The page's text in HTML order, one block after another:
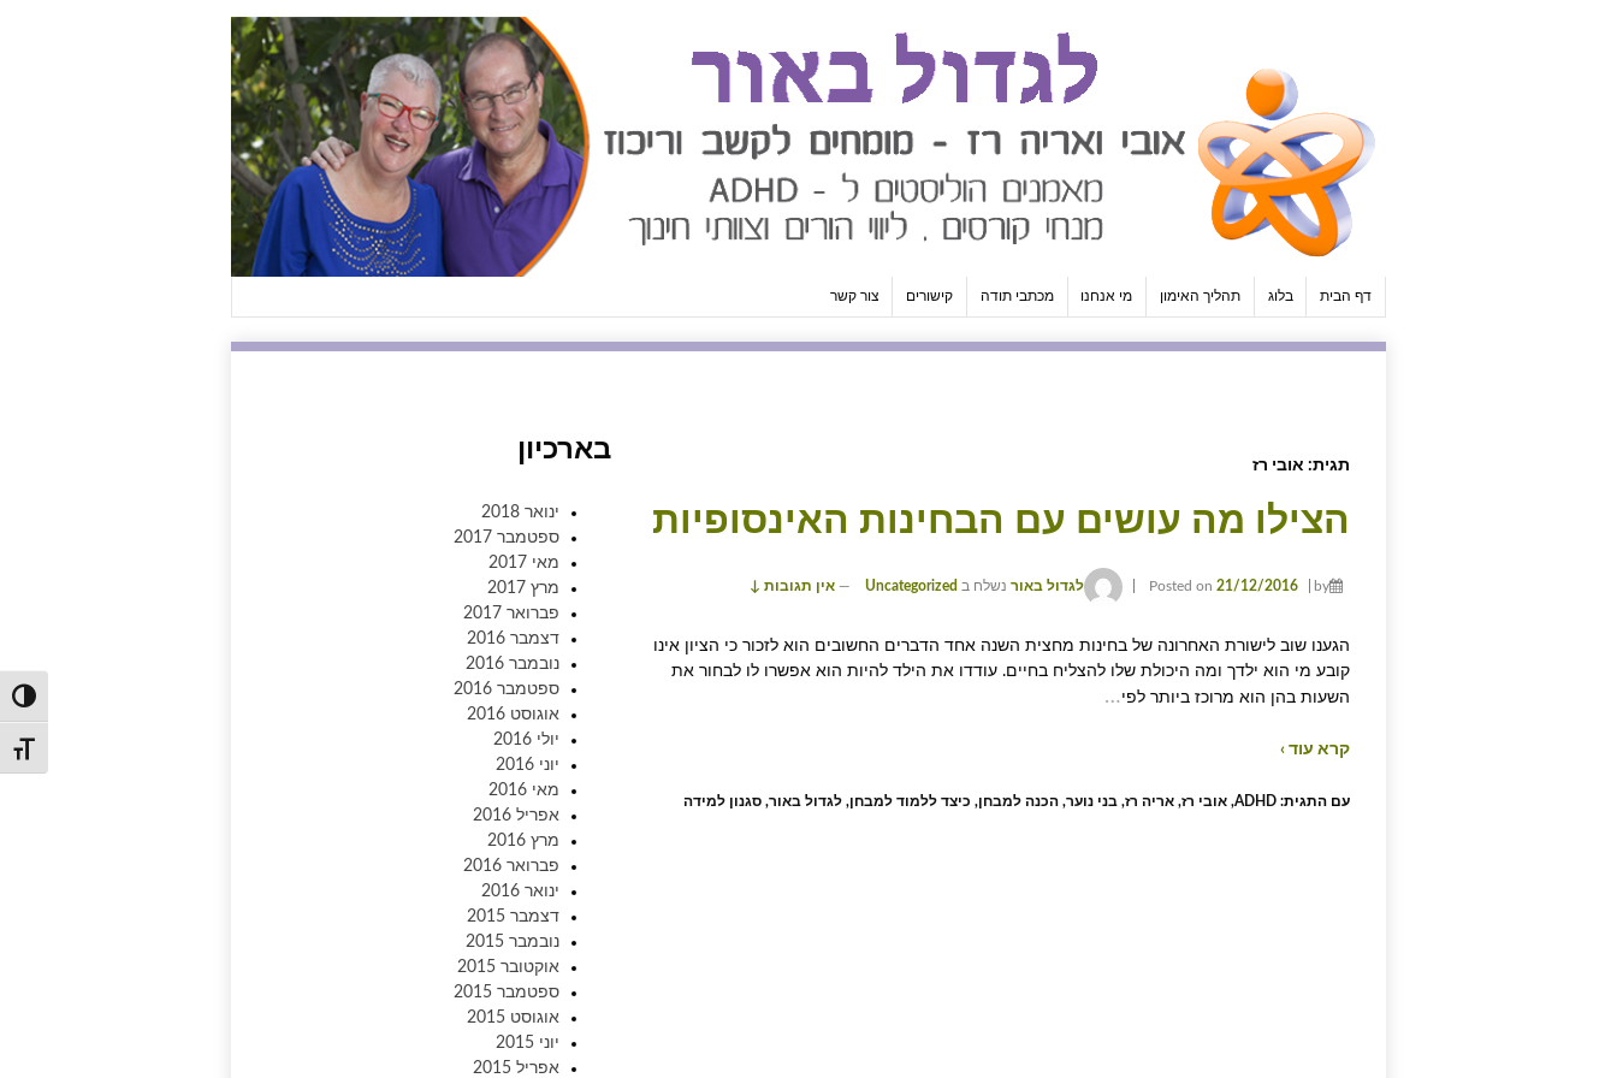
מתג
CONTENT
דף הבית בלוג תהליך האימון מי אנחנו מכתבי תודה קישורים צור קשר
תגית: אובי רז
הצילו מה עושים עם הבחינות האינסופיות
Posted on 21/12/2016 by לגדול באור נשלח ב Uncategorized
— אין תגובות ↓
הגענו שוב לישורת האחרונה של בחינות מחצית השנה אחד הדברים החשובים הוא לזכור כי הציון אינו
קובע מי הוא ילדך ומה היכולת שלו להצליח בחיים. עודדו את הילד להיות הוא אפשרו לו לבחור את
השעות בהן הוא מרוכז ביותר לפי…
קרא עוד ›
עם התגית: ADHD
, אובי רז, אריה רז, בני נוער, הכנה למבחן, כיצד ללמוד למבחן, לגדול באור, סגנון למידה
בארכיון
ינואר 2018
ספטמבר 2017
מאי 2017
מרץ 2017
פברואר 2017
דצמבר 2016
נובמבר 2016
ספטמבר 2016
אוגוסט 2016
יולי 2016
יוני 2016
מאי 2016
אפריל 2016
מרץ 2016
פברואר 2016
ינואר 2016
דצמבר 2015
נובמבר 2015
אוקטובר 2015
ספטמבר 2015
אוגוסט 2015
יוני 2015
אפריל 2015